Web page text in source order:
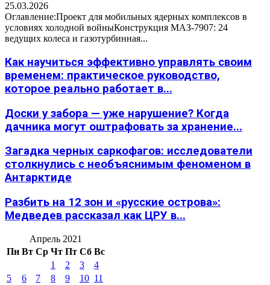
25.03.2026
Оглавление:Проект для мобильных ядерных комплексов в
условиях холодной войныКонструкция МАЗ-7907: 24
ведущих колеса и газотурбинная...
Как научиться эффективно управлять своим
временем: практическое руководство,
которое реально работает в...
Доски у забора — уже нарушение? Когда
дачника могут оштрафовать за хранение...
Загадка черных саркофагов: исследователи
столкнулись с необъяснимым феноменом в
Антарктиде
Разбить на 12 зон и «русские острова»:
Медведев рассказал как ЦРУ в...
Апрель 2021
Пн Вт Ср Чт Пт Сб Вс
1
2 3
4
5
6 7 8 9 10 11